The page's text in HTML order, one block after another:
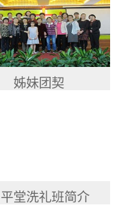
姊妹团契
堂洗礼班简介